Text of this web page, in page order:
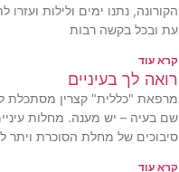
הקורונה, נתנו ימים ולילות ועזרו
עת ובכל בקשה רבות
קרא עוד
רואה לך בעיניים
מרפאת "כללית" קצרין מסתכלת
שם בעיה – יש מענה. מחלות
סיבוכים של מחלת הסוכרת
קרא עוד